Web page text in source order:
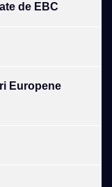
de EBC
Europene